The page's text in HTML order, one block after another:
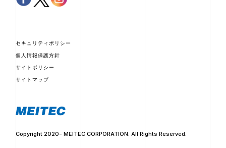
セキュリティポリシー
個人情報保護方針
サイトポリシー
サイトマップ
Copyright 2020- MEITEC CORPORATION. All Rights Reserved.